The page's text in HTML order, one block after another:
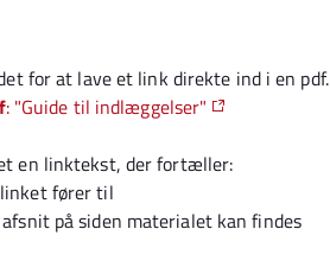
for at lave et link direkte ind i en pdf.
: "Guide til indlæggelser"
en linktekst, der fortæller:
fører til
på siden materialet kan findes